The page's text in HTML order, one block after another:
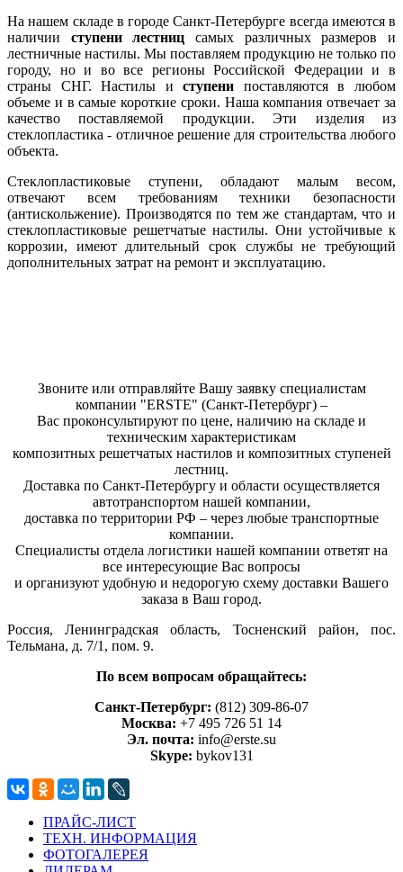
На нашем складе в городе Санкт-Петербурге всегда имеются в
наличии ступени лестниц самых различных размеров и
лестничные настилы. Мы поставляем продукцию не только по
городу, но и во все регионы Российской Федерации и в
страны СНГ. Настилы иступени поставляются в любом
объеме и в самые короткие сроки. Наша компания отвечает за
качество поставляемой продукции. Эти изделия из
стеклопластика - отличное решение для строительства любого
объекта.
Стеклопластиковые ступени, обладают малым весом,
отвечают всем требованиям техники безопасности
(антискольжение). Производятся по тем же стандартам, что и
стеклопластиковые решетчатые настилы. Они устойчивые к
коррозии, имеют длительный срок службы не требующий
дополнительных затрат на ремонт и эксплуатацию.
Звоните или отправляйте Вашу заявку специалистам
компании "ERSTE" (Санкт-Петербург) –
Вас проконсультируют по цене, наличию на складе и
техническим характеристикам
композитных решетчатых настилов и композитных ступеней
лестниц.
Доставка по Санкт-Петербургу и области осуществляется
автотранспортом нашей компании,
доставка по территории РФ – через любые транспортные
компании.
Специалисты отдела логистики нашей компании ответят на
все интересующие Вас вопросы
и организуют удобную и недорогую схему доставки Вашего
заказа в Ваш город.
Россия, Ленинградская область, Тосненский район, пос.
Тельмана, д. 7/1, пом. 9.
По всем вопросам обращайтесь:
Санкт-Петербург: (812) 309-86-07
Москва: +7 495 726 51 14
Эл. почта: info@erste.su
Skype: bykov131
ПРАЙС-ЛИСТ
ТЕХН. ИНФОРМАЦИЯ
ФОТОГАЛЕРЕЯ